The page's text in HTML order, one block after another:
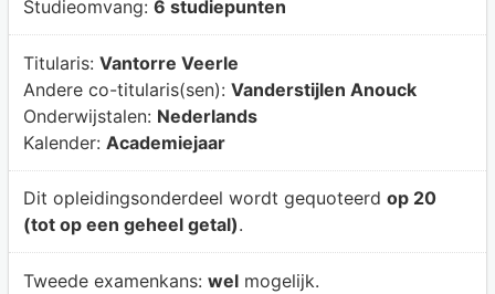
Studieomvang: 6 studiepunten
Titularis: Vantorre Veerle
Andere co-titularis(sen): Vanderstijlen Anouck
Onderwijstalen: Nederlands
Kalender: Academiejaar
Dit opleidingsonderdeel wordt gequoteerd op 20
(tot op een geheel getal).
Tweede examenkans: welmogelijk.